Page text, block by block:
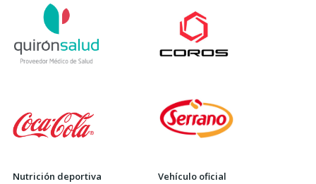
Nutrición deportiva Vehículo oficial